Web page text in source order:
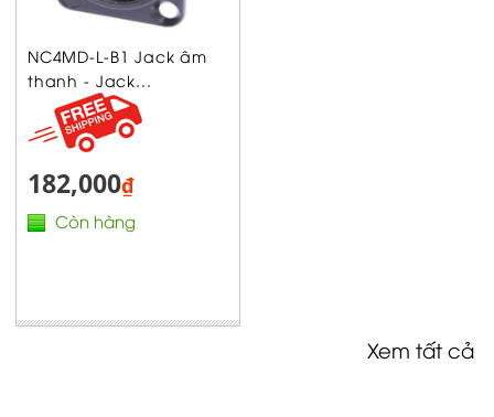
NC4MD-L-B1 Jack âm
thanh - Jack...
182,000₫
Còn hàng
Xem tất cả